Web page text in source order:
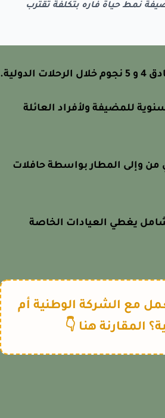
نمط حياة فاره بتكلفة تقترب
للمضيفة ولأفراد العائلة
وإلى المطار بواسطة حافلات
يغطي العيادات الخاصة
مع الشركة الوطنية أم
المقارنة هنا 👇